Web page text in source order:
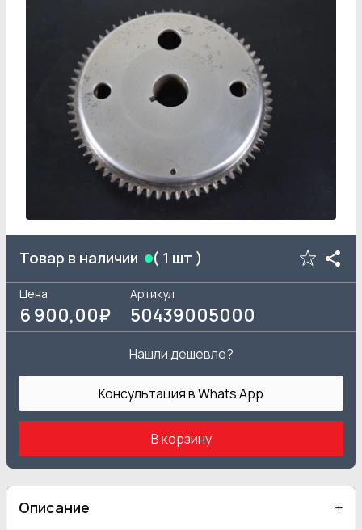
Товар в наличии ( 1 шт )
Цена
6 900,00₽
Артикул
50439005000
Нашли дешевле?
Консультация в Whats App
В корзину
Описание